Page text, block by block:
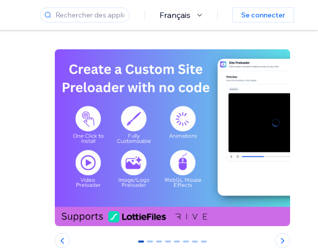
Français Se connecter
0 1 2 3 4 5 6 7